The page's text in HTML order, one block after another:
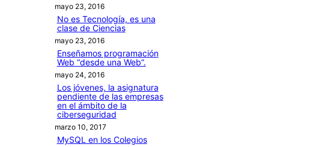
mayo 23, 2016
No es Tecnología, es una
clase de Ciencias
mayo 23, 2016
Enseñamos programación
Web “desde una Web”.
mayo 24, 2016
Los jóvenes, la asignatura
pendiente de las empresas
en el ámbito de la
ciberseguridad
marzo 10, 2017
MySQL en los Colegios